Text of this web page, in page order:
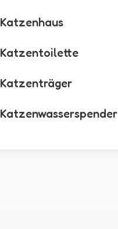
Katzenhaus
Katzentoilette
Katzenträger
Katzenwasserspender